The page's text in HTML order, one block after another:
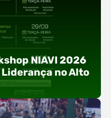
NIAVI 2026
no Alto